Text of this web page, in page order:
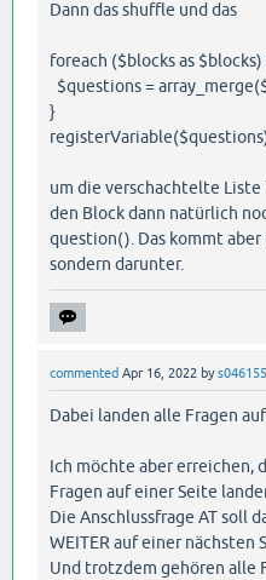
Dann das shuffle und das
foreach ($blocks as $blocks)
$questions =
}
um die verschachtelte
den Block dann natürlich
question(). Das kommt
sondern darunter.
commented Apr 16, 2022 bys046155
Dabei landen alle Fragen
Ich möchte aber erreichen,
Fragen auf einer Seite
Die Anschlussfrage AT soll
WEITER auf einer nächsten
Und trotzdem gehören alle